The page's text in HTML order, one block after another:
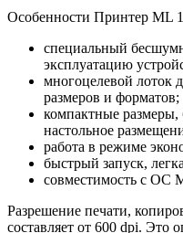
Особенности Принтер ML
специальный
эксплуатацию
многоцелевой лоток
размеров и форматов;
компактные размеры,
настольное
работа в режиме
быстрый запуск,
совместимость с ОС
Разрешение печати,
составляет от 600 dpi. Это